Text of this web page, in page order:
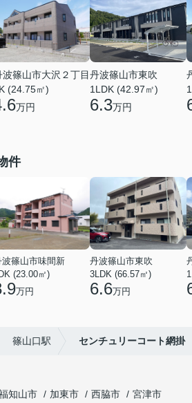
波篠山市大沢２丁目
(24.75㎡)
万円
丹波篠山市東吹
1LDK (42.97㎡)
6.3万円
件
波篠山市味間新
(23.00㎡)
万円
丹波篠山市東吹
3LDK (66.57㎡)
6.6万円
篠山口駅 センチュリーコート網掛
知山市 加東市 西脇市
宮津市